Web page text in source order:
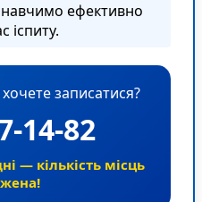
навчимо ефективно
іспиту.
записатися?
14-82
— кількість місць